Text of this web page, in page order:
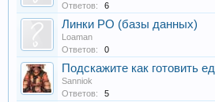
Ответов:
6
Линки РО (базы данных)
Loaman
Ответов:
0
Подскажите как готовить
Sanniok
Ответов:
5